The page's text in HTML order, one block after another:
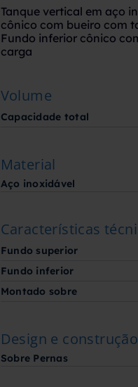
Tanque vertical em aço
cônico com bueiro com
Fundo inferior cônico
carga
Volume
Capacidade total
Material
Aço inoxidável
Características
Fundo superior
Fundo inferior
Montado sobre
Design e construção
Sobre Pernas